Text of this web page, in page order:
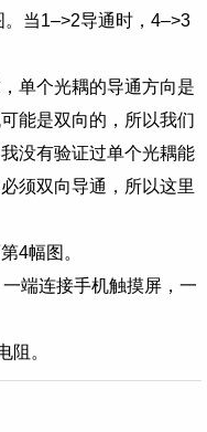
当1–>2导通时，4–>3
单个光耦的导通方向是
能是双向的，所以我们
没有验证过单个光耦能
须双向导通，所以这里
4幅图。
端连接手机触摸屏，一
。